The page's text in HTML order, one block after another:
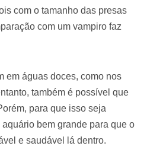
com o tamanho das presas
com um vampiro faz
em águas doces, como nos
também é possível que
para que isso seja
bem grande para que o
e saudável lá dentro.